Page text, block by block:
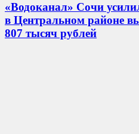
«Водоканал» Сочи
в Центральном районе
807 тысяч рублей